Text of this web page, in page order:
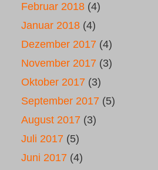
Februar 2018 (4)
Januar 2018 (4)
Dezember 2017 (4)
November 2017 (3)
Oktober 2017 (3)
September 2017 (5)
August 2017 (3)
Juli 2017 (5)
Juni 2017 (4)